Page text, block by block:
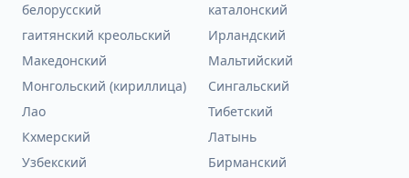
белорусский
каталонский
гаитянский креольский
Ирландский
Македонский
Мальтийский
Монгольский (кириллица)
Сингальский
Лао
Тибетский
Кхмерский
Латынь
Узбекский
Бирманский